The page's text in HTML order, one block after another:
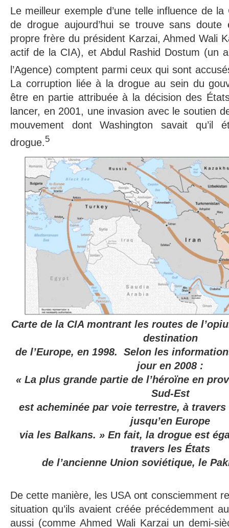
Le meilleur exemple d’une telle influence de
de drogue aujourd’hui se trouve sans
propre frère du président Karzai, Ahmed Wali
actif de la CIA), et Abdul Rashid Dostum (un
l’Agence) comptent parmi ceux qui sont
La corruption liée à la drogue au sein du
être en partie attribuée à la décision des
lancer, en 2001, une invasion avec le soutien
mouvement dont Washington savait qu’il
drogue. 5
Carte de la CIA montrant les routes de
destination
de l’Europe, en 1998.Selon les
jour en 2008 :
« La plus grande partie de l’héroïneen
Sud-Est
est acheminée par voie terrestre, à travers
jusqu’en Europe
via les Balkans. » En fait, la drogue est
travers les États
de l’ancienne Union soviétique, le
De cette manière, les USA ont consciemment
situation qu’ils avaient créée précédemment
aussi (comme Ahmed Wali Karzai un demi-